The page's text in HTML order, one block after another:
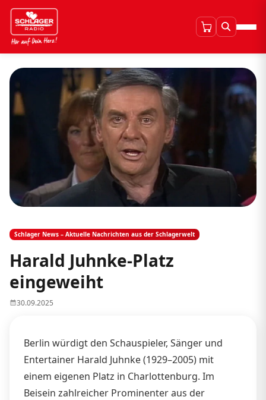
Schlager News – Aktuelle Nachrichten aus der Schlagerwelt
Harald Juhnke-Platz
eingeweiht
30.09.2025
Berlin würdigt den Schauspieler, Sänger und
Entertainer Harald Juhnke (1929–2005) mit
einem eigenen Platz in Charlottenburg. Im
Beisein zahlreicher Prominenter aus der